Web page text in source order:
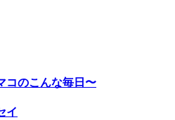
のこんな毎日〜
イ